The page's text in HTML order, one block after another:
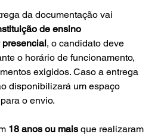
da documentação vai
de ensino
presencial, o candidato deve
o horário de funcionamento,
exigidos. Caso a entrega
disponibilizará um espaço
o envio.
18 anos ou mais que realizaram